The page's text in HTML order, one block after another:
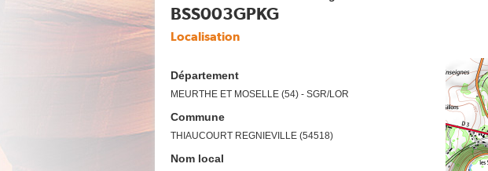
BSS003GPKG
Localisation
Département
MEURTHE ET MOSELLE (54) - SGR/LOR
Commune
THIAUCOURT REGNIEVILLE (54518)
Nom local